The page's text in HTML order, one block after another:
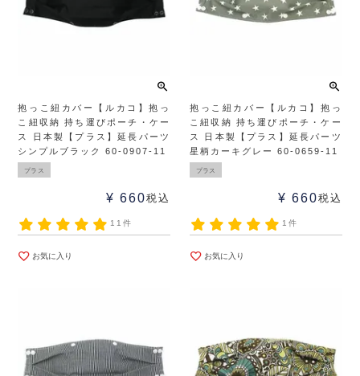
抱っこ紐カバー【ルカコ】抱っ
こ紐収納 持ち運びポーチ・ケー
ス 日本製【プラス】延長パーツ
シンプルブラック 60-0907-11
プラス
¥ 660税込
11件
お気に入り
抱っこ紐カバー【ルカコ】抱っ
こ紐収納 持ち運びポーチ・ケー
ス 日本製【プラス】延長パーツ
星柄カーキグレー 60-0659-11
プラス
¥ 660税込
1件
お気に入り